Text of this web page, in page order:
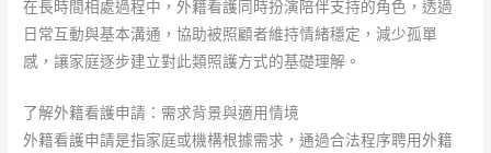
在長時間相處過程中，外籍看護同時扮演陪伴支持的角色，透過
日常互動與基本溝通，協助被照顧者維持情緒穩定，減少孤單
感，讓家庭逐步建立對此類照護方式的基礎理解。
了解外籍看護申請：需求背景與適用情境
外籍看護申請是指家庭或機構根據需求，通過合法程序聘用外籍